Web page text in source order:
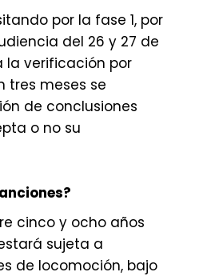
por la fase 1, por
del 26 y 27 de
la verificación por
tres meses se
de conclusiones
o no su
cinco y ocho años
sujeta a
de locomoción, bajo